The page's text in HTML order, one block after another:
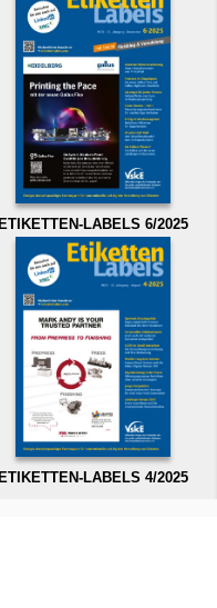
ETIKETTEN-LABELS 6/2025
ETIKETTEN-LABELS 4/2025